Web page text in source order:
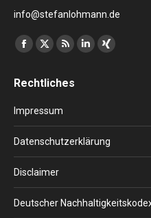
info@stefanlohmann.de
Finden Sie uns auf:
Facebook
opens
new
window
X
opens
new
window
RSS
opens
new
window
Linkedin
new
window
XING
new
window
Rechtliches
Impressum
Datenschutzerklärung
Disclaimer
Deutscher